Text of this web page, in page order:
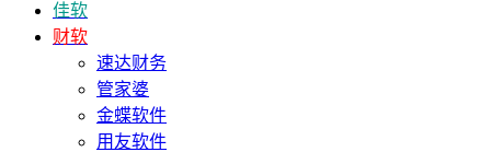
佳软
财软
速达财务
管家婆
金蝶软件
用友软件